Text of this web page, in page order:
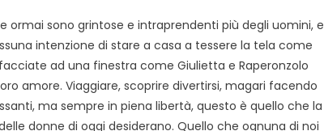
ormai sono grintose e intraprendenti più degli uomini, e
intenzione di stare a casa a tessere la tela come
ad una finestra come Giulietta e Raperonzolo
amore. Viaggiare, scoprire divertirsi, magari facendo
ma sempre in piena libertà, questo è quello che la
donne di oggi desiderano. Quello che ognuna di noi